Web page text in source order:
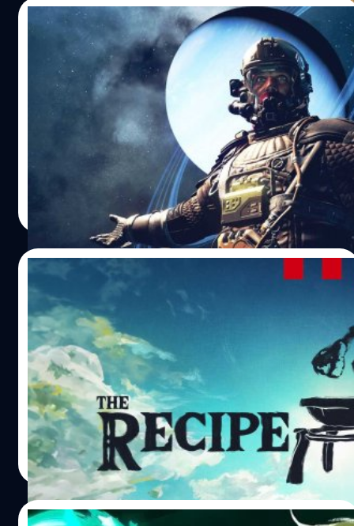
28/10/2023
Starfield ขึ้นแท่นอันดับ 7 เกมขายดีที่สุด
ประจำปี 2023
จากข้อมูลยอดขายเกมที่ แมต พิสคาเทลลา (Mat Piscatella
นักวิเคราะห์จากสื่อ Circana) ได้รวบรวมมาตั้งแต่เริ่มต้นปี
2023 จนถึงเดือนกันยายนที่ผ่านมา เจ้าตัวได้เผยว่า Starfield
ขึ้นแท่นอันดับ 7 เกมที่ขายได้มากที่สุดในปี 2023 และ ยังเป็น
เกมที่สามารถทำยอดขายบนเพลตฟอร์ม PC ได้มากที่สุดด้วย
กรณ์รัฐภาส ธนวัตไชยศรี| 1015 days ago
16/10/2023
หนุ่มฝรั่งเศสชนะงานแข่ง Speedrun ทำไก่
ทอด KFC ใน Zelda รับถ้วยรางวัลมูลค่ากว่า
400,000 บาท
KFC ประเทศสเปนได้จัดอีเวนต์ The Recipe Run หรือ งาน
แข่งขัน Speedrun เล่นเกม The Legend of Zelda: Tears of
the Kingdom ที่ผู้เล่นจะต้องตามหาวัตถุดิบมาทำไก่ทอดสูตร
ต้นตำรับของ KFC ที่ผสมด้วยเครื่องเทศเข้ากับสูตรลับที่ใช้
สมุนไพรกว่า 11 ชนิดให้เร็วที่สุดเท่าที่จะทำได้
กรณ์รัฐภาส ธนวัตไชยศรี| 1027 days ago
Read More
07/09/2023